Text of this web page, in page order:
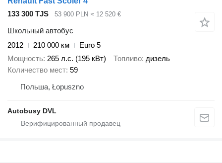
133 300 TJS
53 900 PLN ≈ 12 520 €
Школьный автобус
2012
210 000 км
Euro 5
Мощность 265 л.с. (195 кВт) Топливо дизель
Количество мест 59
Польша, Łopuszno
Autobusy DVL